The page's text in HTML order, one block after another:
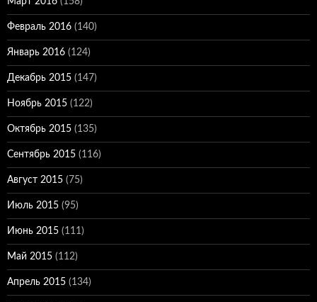
Февраль 2016 (140)
Январь 2016 (124)
Декабрь 2015 (147)
Ноябрь 2015 (122)
Октябрь 2015 (135)
Сентябрь 2015 (116)
Август 2015 (75)
Июль 2015 (95)
Июнь 2015 (111)
Май 2015 (112)
Апрель 2015 (134)